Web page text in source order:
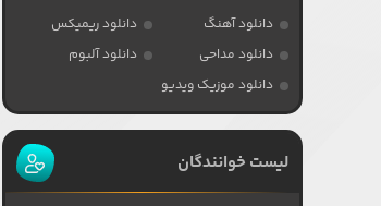
دانلود آهنگ
دانلود ریمیکس
دانلود مداحی
دانلود آلبوم
دانلود موزیک ویدیو
لیست خوانندگان